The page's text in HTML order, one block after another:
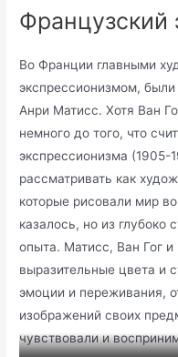
Французский
Во Франции главными
экспрессионизмом, были
Анри Матисс. Хотя Ван
немного до того, что
экспрессионизма
рассматривать как
которые рисовали мир
казалось, но из глубоко
опыта. Матисс, Ван Гог и
выразительные цвета и
эмоции и переживания,
изображений своих
чувствовали и